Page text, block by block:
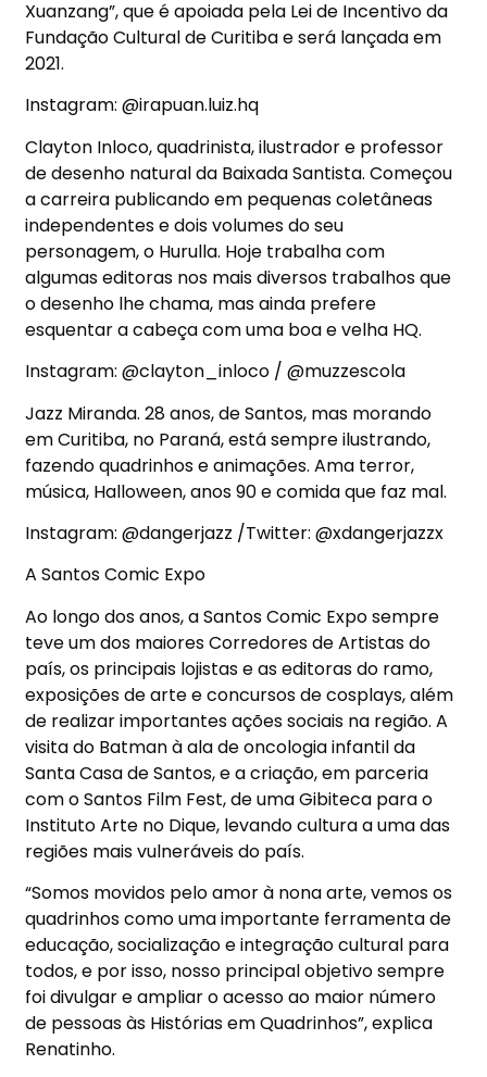
Xuanzang”, que é apoiada pela Lei de Incentivo da
Fundação Cultural de Curitiba e será lançada em
2021.
Instagram: @irapuan.luiz.hq
Clayton Inloco, quadrinista, ilustrador e professor
de desenho natural da Baixada Santista. Começou
a carreira publicando em pequenas coletâneas
independentes e dois volumes do seu
personagem, o Hurulla. Hoje trabalha com
algumas editoras nos mais diversos trabalhos que
o desenho lhe chama, mas ainda prefere
esquentar a cabeça com uma boa e velha HQ.
Instagram: @clayton_inloco / @muzzescola
Jazz Miranda. 28 anos, de Santos, mas morando
em Curitiba, no Paraná, está sempre ilustrando,
fazendo quadrinhos e animações. Ama terror,
música, Halloween, anos 90 e comida que faz mal.
Instagram: @dangerjazz /Twitter: @xdangerjazzx
A Santos Comic Expo
Ao longo dos anos, a Santos Comic Expo sempre
teve um dos maiores Corredores de Artistas do
país, os principais lojistas e as editoras do ramo,
exposições de arte e concursos de cosplays, além
de realizar importantes ações sociais na região. A
visita do Batman à ala de oncologia infantil da
Santa Casa de Santos, e a criação, em parceria
com o Santos Film Fest, de uma Gibiteca para o
Instituto Arte no Dique, levando cultura a uma das
regiões mais vulneráveis do país.
“Somos movidos pelo amor à nona arte, vemos os
quadrinhos como uma importante ferramenta de
educação, socialização e integração cultural para
todos, e por isso, nosso principal objetivo sempre
foi divulgar e ampliar o acesso ao maior número
de pessoas às Histórias em Quadrinhos”, explica
Renatinho.